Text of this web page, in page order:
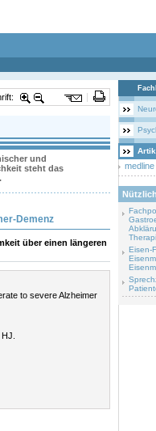
und
steht das
Demenz
über einen längeren
to severe Alzheimer
Eisen-